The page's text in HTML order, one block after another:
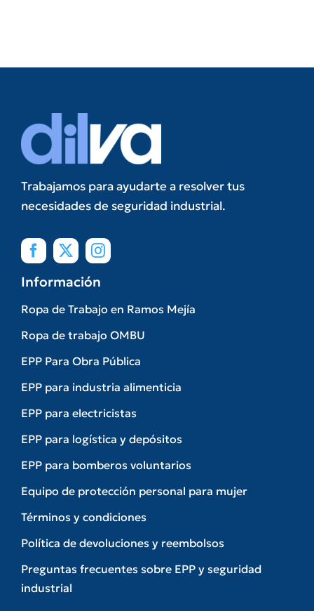
Trabajamos para ayudarte a resolver tus
necesidades de seguridad industrial.
Información
Ropa de Trabajo en Ramos Mejía
Ropa de trabajo OMBU
EPP Para Obra Pública
EPP para industria alimenticia
EPP para electricistas
EPP para logística y depósitos
EPP para bomberos voluntarios
Equipo de protección personal para mujer
Términos y condiciones
Política de devoluciones y reembolsos
Preguntas frecuentes sobre EPP y seguridad
industrial